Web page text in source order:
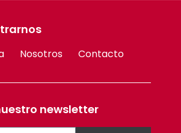
Nosotros Contacto
newsletter